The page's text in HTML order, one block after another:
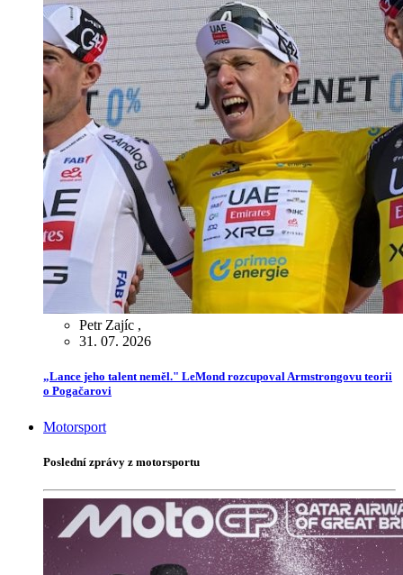
Petr Zajíc ,
31. 07. 2026
„Lance jeho talent neměl." LeMond rozcupoval Armstrongovu teorii
o Pogačarovi
Motorsport
Poslední zprávy z motorsportu